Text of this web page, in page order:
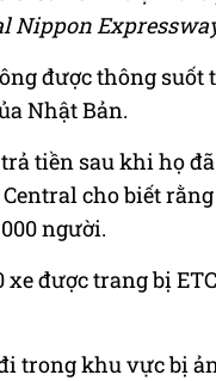
Nippon
được thông
Nhật Bản.
tiền sau khi họ
cho biết
người.
được trang bị
trong khu vực bị